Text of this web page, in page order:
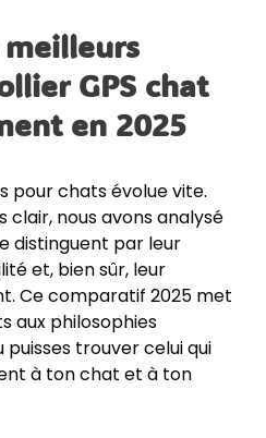
GPS chat
en 2025
pour chats évolue vite.
clair, nous avons analysé
distinguent par leur
et, bien sûr, leur
Ce comparatif 2025 met
aux philosophies
trouver celui qui
à ton chat et à ton